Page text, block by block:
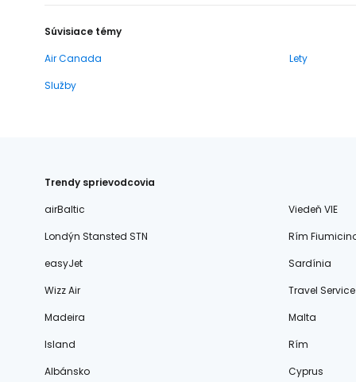
Súvisiace témy
Air Canada
Lety
Služby
Trendy sprievodcovia
airBaltic
Viedeň VIE
Londýn Stansted STN
Rím
easyJet
Sardínia
Wizz Air
Travel Service
Madeira
Malta
Island
Rím
Albánsko
Cyprus